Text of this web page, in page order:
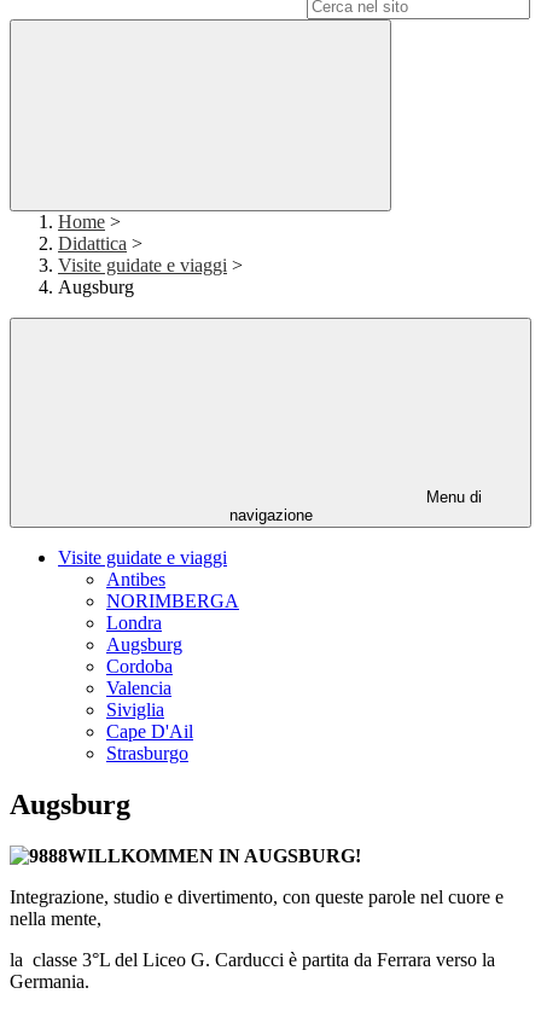
Home >
Didattica >
Visite guidate e viaggi >
Augsburg
Menu di
navigazione
Visite guidate e viaggi
Antibes
NORIMBERGA
Londra
Augsburg
Cordoba
Valencia
Siviglia
Cape D'Ail
Strasburgo
Augsburg
WILLKOMMEN IN AUGSBURG!
Integrazione, studio e divertimento, con queste parole nel cuore e
nella mente,
la classe 3°L del Liceo G. Carducci è partita da Ferrara verso la
Germania.